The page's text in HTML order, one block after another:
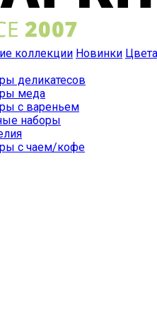
коллекции Новинки Цвета
деликатесов
меда
с вареньем
наборы
с чаем/кофе